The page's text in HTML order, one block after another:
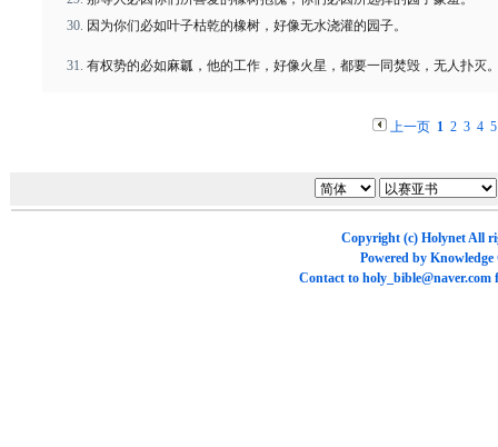
因为你们必如叶子枯乾的橡树，好像无水浇灌的园子。
有权势的必如麻瓤，他的工作，好像火星，都要一同焚毁，无人扑灭
上一页 1 2 3 4 5
Copyright (c) HolynetAll
Powered by Knowledge
Contact to holy_bible@naver.com